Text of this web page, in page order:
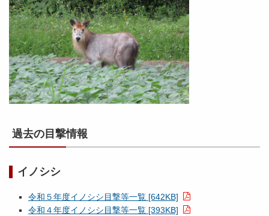
過去の目撃情報
イノシシ
令和５年度イノシシ目撃等一覧 [642KB]
令和４年度イノシシ目撃等一覧 [393KB]